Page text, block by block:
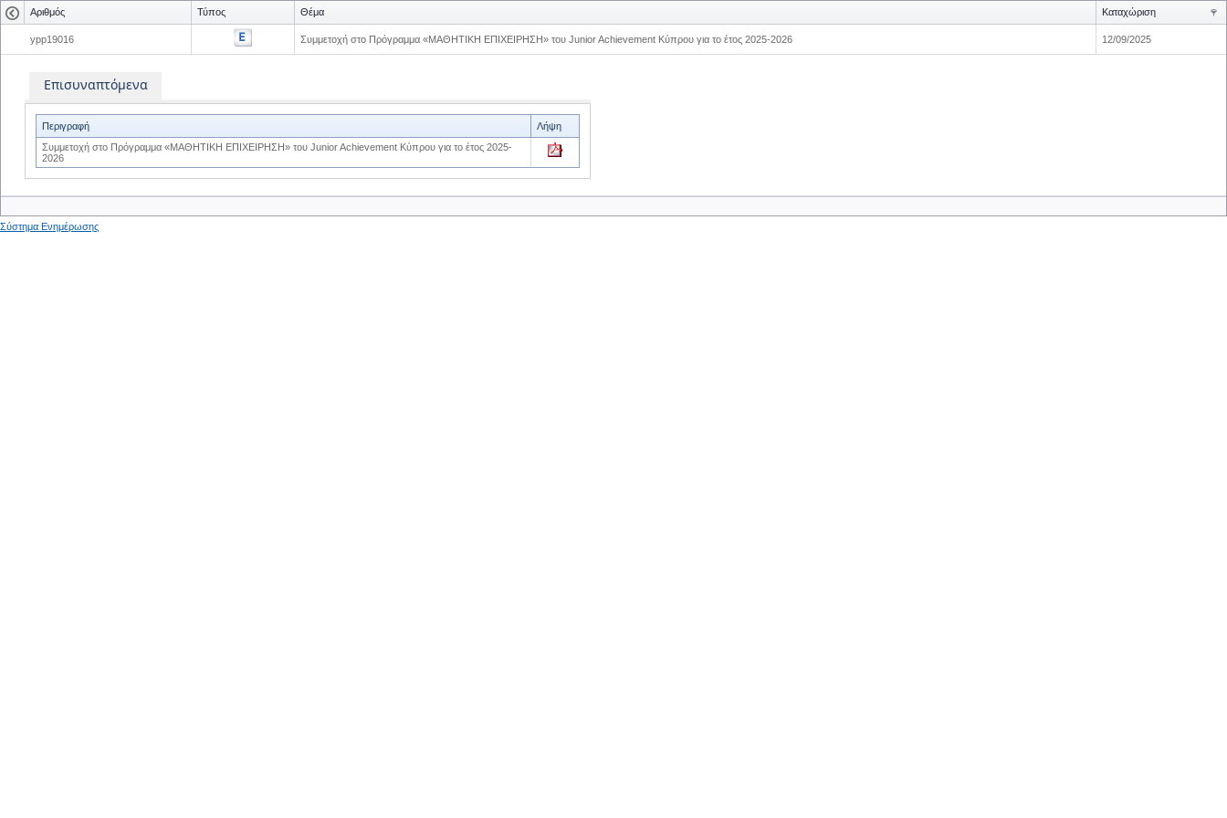
Αριθμός Τύπος Θέμα Καταχώριση
ypp19016 Συμμετοχή στο Πρόγραμμα «ΜΑΘΗΤΙΚΗ ΕΠΙΧΕΙΡΗΣΗ» του Junior Achievement Κύπρου για το έτος 2025-2026 12/09/2025
Επισυναπτόμενα
Περιγραφή
Λήψη
Συμμετοχή στο Πρόγραμμα «ΜΑΘΗΤΙΚΗ ΕΠΙΧΕΙΡΗΣΗ» του Junior Achievement Κύπρου για το έτος 2025-
2026
Σύστημα Ενημέρωσης